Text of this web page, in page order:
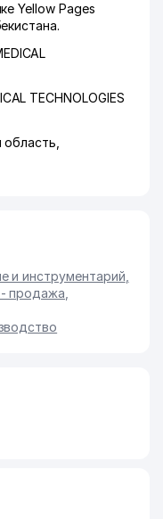
Yellow Pages
TECHNOLOGIES
область
и инструментарий
продажа,